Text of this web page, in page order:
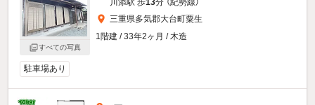
すべての写真
川添駅 歩13分 （紀勢線）
三重県多気郡大台町粟生
1階建 / 33年2ヶ月 / 木造
駐車場あり